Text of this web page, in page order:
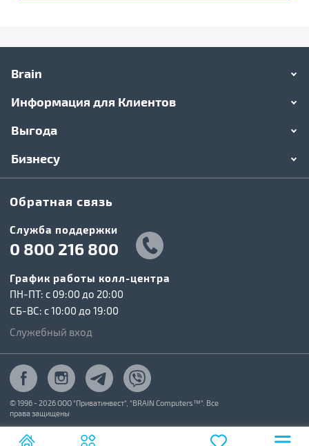
Brain
Информация для Клиентов
Выгода
Бизнесу
Обратная связь
Служба поддержки
0 800 216 800
График работы колл-центра
ПН-ПТ: c 09:00 до 20:00
СБ-ВС: c 10:00 до 19:00
Служебный вход
© 1996 - 2026 ООО "Приватинвест", "BRAIN Computers™". Все
права защищены